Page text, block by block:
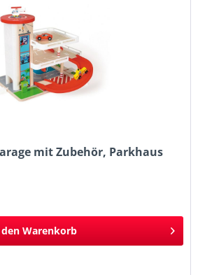
mit Zubehör, Parkhaus
Warenkorb